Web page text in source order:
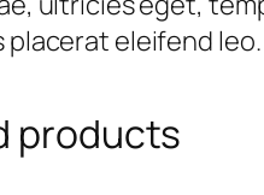
placerat eleifend leo.
products